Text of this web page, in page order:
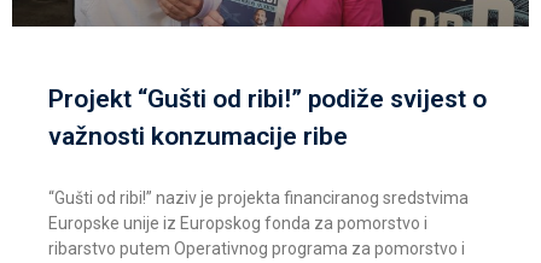
Projekt “Gušti od ribi!” podiže svijest o
važnosti konzumacije ribe
“Gušti od ribi!” naziv je projekta financiranog sredstvima
Europske unije iz Europskog fonda za pomorstvo i
ribarstvo putem Operativnog programa za pomorstvo i